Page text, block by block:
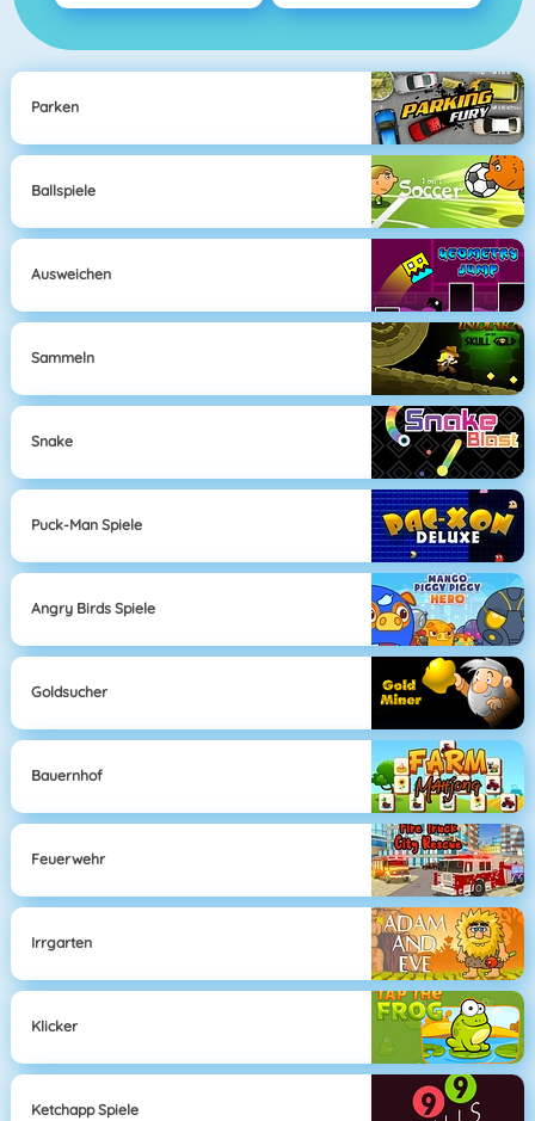
Parken
Ballspiele
Ausweichen
Sammeln
Snake
Puck-Man Spiele
Angry Birds Spiele
Goldsucher
Bauernhof
Feuerwehr
Irrgarten
Klicker
Ketchapp Spiele